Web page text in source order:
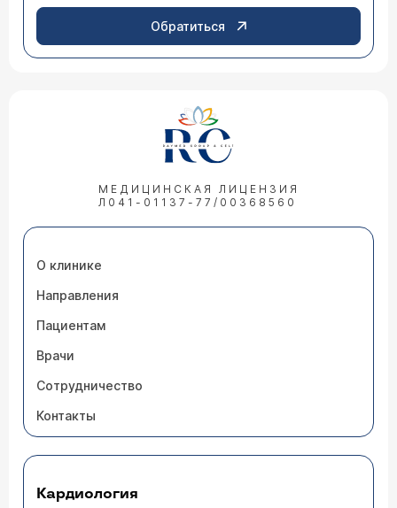
Обратиться
МЕДИЦИНСКАЯ ЛИЦЕНЗИЯ
Л041-01137-77/00368560
О клинике
Направления
Пациентам
Врачи
Сотрудничество
Контакты
Кардиология